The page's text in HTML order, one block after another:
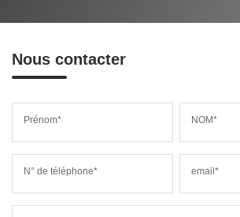
Nous contacter
Prénom* NOM*
N° de téléphone* email*